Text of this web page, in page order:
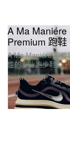
Footwear 球鞋
A Ma
Premium 跑鞋
A Ma Maniére 再度
性的专业跑步鞋型
May